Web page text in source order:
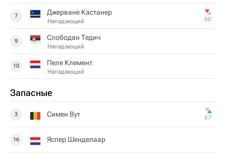
7 Джерване Кастанер
Нападающий 66‎’‎
9 Слободан Тедич
Нападающий
10 Пеле Клемент
Нападающий
Запасные
3 Симен Вут 87‎’‎
16 Яспер Шенделаар